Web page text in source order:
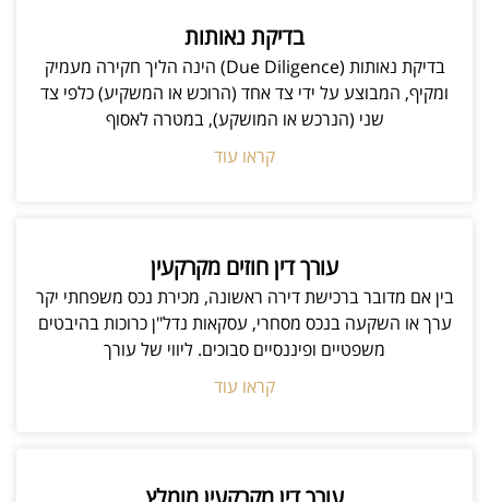
בדיקת נאותות
בדיקת נאותות (Due Diligence) הינה הליך חקירה מעמיק
ומקיף, המבוצע על ידי צד אחד (הרוכש או המשקיע) כלפי צד
שני (הנרכש או המושקע), במטרה לאסוף
קראו עוד
עורך דין חוזים מקרקעין
בין אם מדובר ברכישת דירה ראשונה, מכירת נכס משפחתי יקר
ערך או השקעה בנכס מסחרי, עסקאות נדל"ן כרוכות בהיבטים
משפטיים ופיננסיים סבוכים. ליווי של עורך
קראו עוד